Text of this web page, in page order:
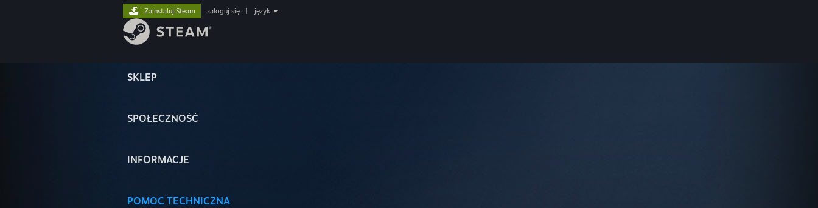
SKLEP
SPOŁECZNOŚĆ
INFORMACJE
POMOC TECHNICZNA
Zainstaluj Steam zaloguj się język